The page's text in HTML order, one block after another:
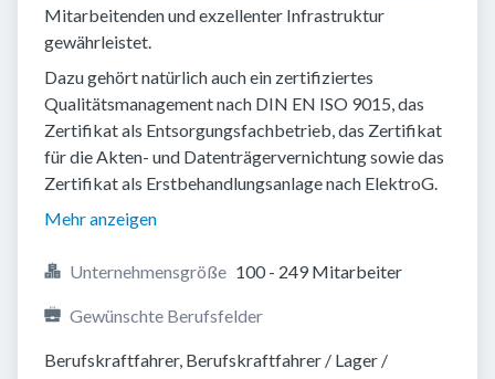
Mitarbeitenden und exzellenter Infrastruktur
gewährleistet.
Dazu gehört natürlich auch ein zertifiziertes
Qualitätsmanagement nach DIN EN ISO 9015, das
Zertifikat als Entsorgungsfachbetrieb, das Zertifikat
für die Akten- und Datenträgervernichtung sowie das
Zertifikat als Erstbehandlungsanlage nach ElektroG.
Mehr anzeigen
Unternehmensgröße 100 - 249 Mitarbeiter
Gewünschte Berufsfelder
Berufskraftfahrer, Berufskraftfahrer / Lager /